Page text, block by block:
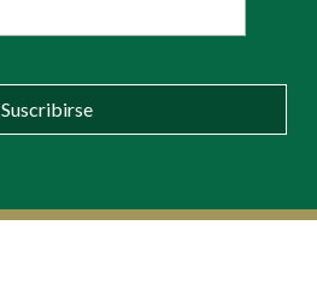
Suscribirse